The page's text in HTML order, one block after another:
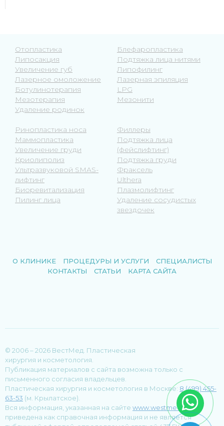
Отопластика
Липосакция
Увеличение губ
Лазерное омоложение
Ботулинотерапия
Мезотерапия
Удаление родинок
Блефаропластика
Подтяжка лица нитями
Липофилинг
Лазерная эпиляция
LPG
Мезонити
Ринопластика носа
Маммопластика
Увеличение груди
Криолиполиз
Ультразвуковой SMAS-
лифтинг
Биоревитализация
Пилинг лица
Филлеры
Подтяжка лица
(фейслифтинг)
Подтяжка груди
Фраксель
Ulthera
Плазмолифтинг
Удаление сосудистых
звездочек
О КЛИНИКЕ ПРОЦЕДУРЫ И УСЛУГИ
СПЕЦИАЛИСТЫ
КОНТАКТЫ
СТАТЬИ КАРТА САЙТА
© 2006 – 2026 ВестМед. Пластическая
хирургия и косметология.
Публикация материалов с сайта возможна только с
письменного согласия владельцев.
Пластическая хирургия и косметология в Москве: 8 (499) 455-
63-53 (м. Крылатское).
Вся информация, указанная на сайте www.westmed.ru,
приведена как справочная информация и не является